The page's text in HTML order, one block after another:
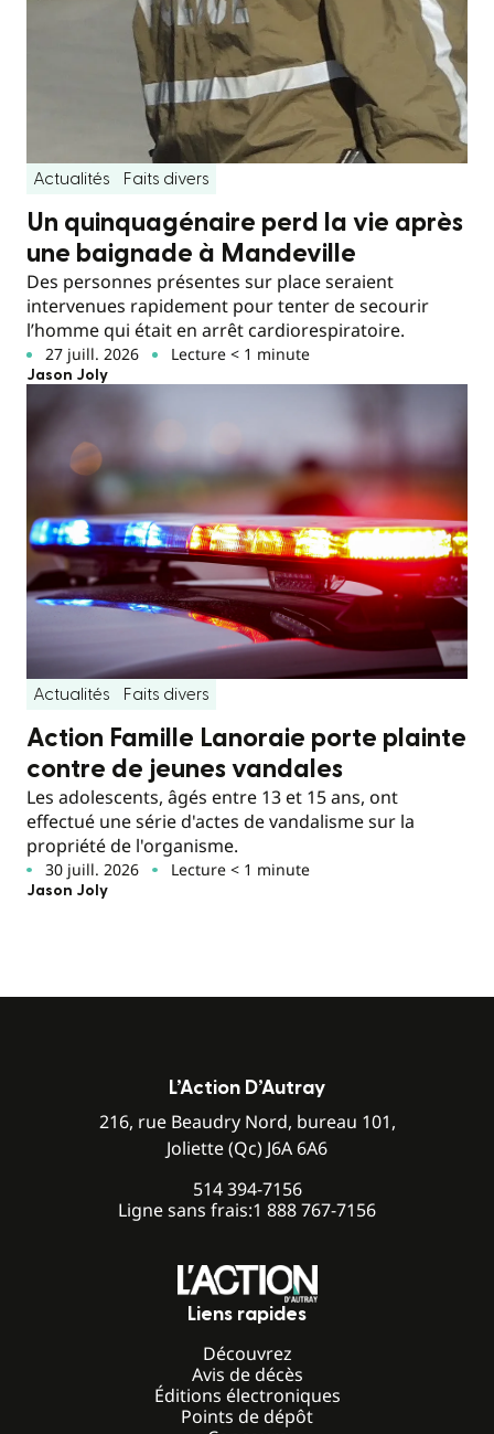
Actualités Faits divers
Un quinquagénaire perd la vie après
une baignade à Mandeville
Des personnes présentes sur place seraient
intervenues rapidement pour tenter de secourir
l’homme qui était en arrêt cardiorespiratoire.
27 juill. 2026 Lecture < 1 minute
Jason Joly
Actualités Faits divers
Action Famille Lanoraie porte plainte
contre de jeunes vandales
Les adolescents, âgés entre 13 et 15 ans, ont
effectué une série d'actes de vandalisme sur la
propriété de l'organisme.
30 juill. 2026 Lecture < 1 minute
Jason Joly
L’Action D’Autray
216, rue Beaudry Nord, bureau 101,
Joliette (Qc) J6A 6A6
514 394-7156
Ligne sans frais:1 888 767-7156
Liens rapides
Découvrez
Avis de décès
Éditions électroniques
Points de dépôt